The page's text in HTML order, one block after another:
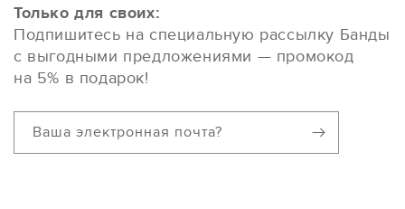
Только для своих:
Подпишитесь на специальную рассылку Банды
с выгодными предложениями — промокод
на 5% в подарок!
Ваша электронная почта?